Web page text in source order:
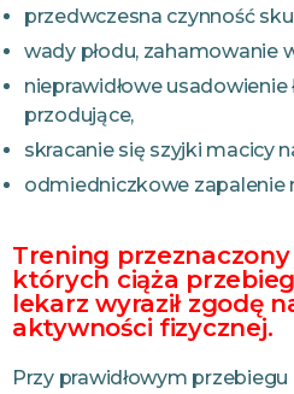
przedwczesna czynność
wady płodu, zahamowanie
nieprawidłowe usadowienie
przodujące,
skracanie się szyjki macicy
odmiedniczkowe zapalenie
Trening
których ciąża
lekarz wyraził zgodę
aktywności fizycznej.
Przy prawidłowym